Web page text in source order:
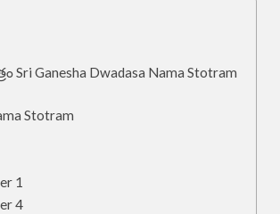
Sri Ganesha Dwadasa Nama Stotram
Stotram
1
4